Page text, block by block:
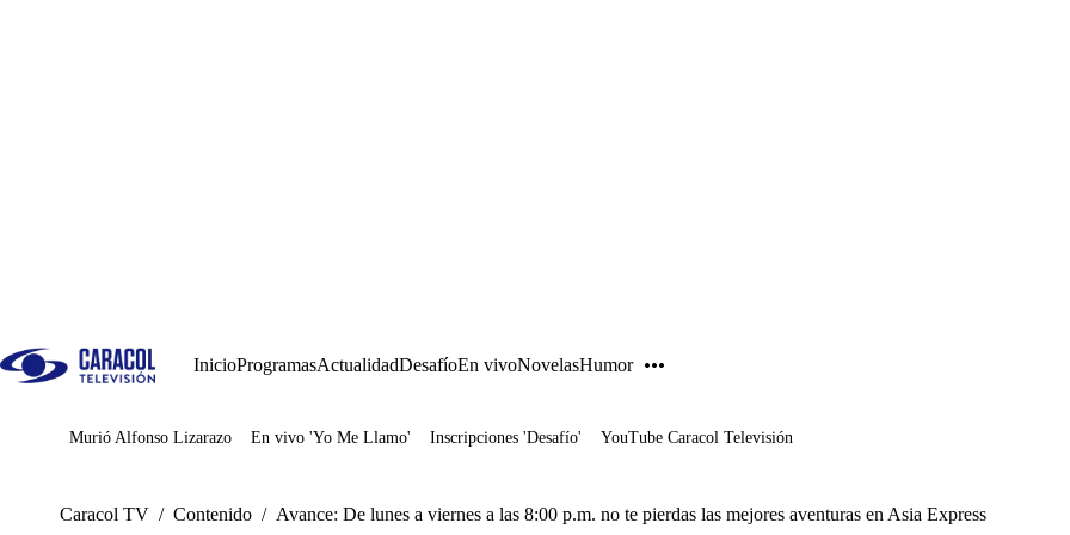
InicioProgramasActualidadDesafíoEn vivoNovelasHumor
Juegos
Murió Alfonso Lizarazo En vivo 'Yo Me Llamo' Inscripciones 'Desafío' YouTube Caracol Televisión
Caracol TV / Contenido / Avance: De lunes a viernes a las 8:00 p.m. no te pierdas las mejores aventuras en Asia Express